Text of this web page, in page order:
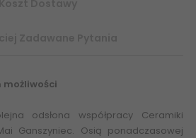
możliwości
odsłona współpracy Ceramiki
Ganszyniec. Osią ponadczasowej